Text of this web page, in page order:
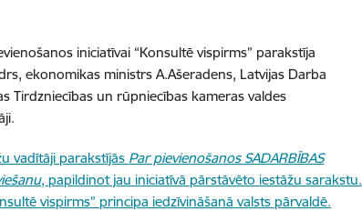
iniciatīvai “Konsultē vispirms” parakstīja
ekonomikas ministrs A.Ašeradens, Latvijas Darba
Tirdzniecības un rūpniecības kameras valdes
vadītāji parakstījās Par pievienošanos SADARBĪBAS
, papildinot jau iniciatīvā pārstāvēto iestāžu sarakstu.
vispirms” principa iedzīvināšanā valsts pārvaldē.